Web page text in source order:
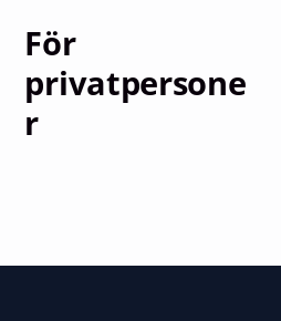
För
privatpersone
r